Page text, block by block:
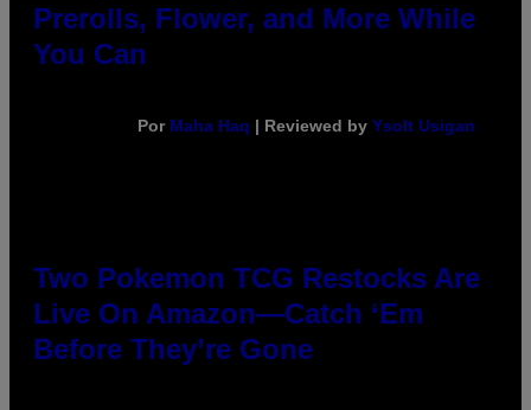
Prerolls, Flower, and More While
You Can
Por Maha Haq | Reviewed by Ysolt Usigan
Two Pokemon TCG Restocks Are
Live On Amazon—Catch ‘Em
Before They’re Gone